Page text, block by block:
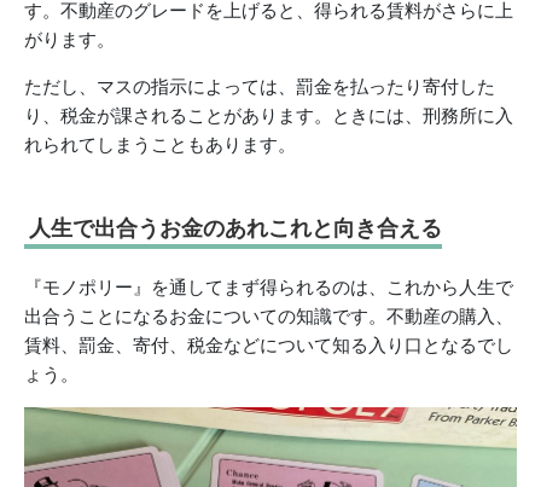
す。不動産のグレードを上げると、得られる賃料がさらに上
がります。
ただし、マスの指示によっては、罰金を払ったり寄付した
り、税金が課されることがあります。ときには、刑務所に入
れられてしまうこともあります。
人生で出合うお金のあれこれと向き合える
『モノポリー』を通してまず得られるのは、これから人生で
出合うことになるお金についての知識です。不動産の購入、
賃料、罰金、寄付、税金などについて知る入り口となるでし
ょう。